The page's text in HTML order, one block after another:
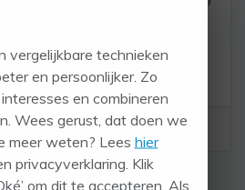
Van 9-17 werken? Stiekem
werken
vergelijkbare technieken
en persoonlijker. Zo
en combineren
Wees gerust, dat doen we
meer weten? Lees hier
privacyverklaring. Klik
om dit te accepteren. Als